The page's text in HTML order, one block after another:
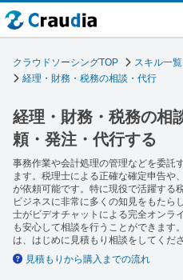
クラウドソーシングTOP スキル一覧
経理・財務・税務の相談・代行
経理・財務・税務の相
頼・発注・代行する
事務作業や会計処理の管理などを委託
ます。税理士による正確な確定申告や
が依頼可能です。特に現役で活躍する
ビジネスに非常に多くの知見をもたら
士がビデオチャットによる完全オンラ
も安心して相談を行うことができます
は、はじめに見積もり相談をしてくださ
見積もりから購入までの流れ